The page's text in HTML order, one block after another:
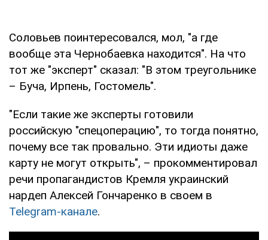
Соловьев поинтересовался, мол, "а где
вообще эта Чернобаевка находится". На что
тот же "эксперт" сказал: "В этом треугольнике
– Буча, Ирпень, Гостомель".
"Если такие же эксперты готовили
российскую "спецоперацию", то тогда понятно,
почему все так провально. Эти идиоты даже
карту не могут открыть", – прокомментировал
речи пропагандистов Кремля украинский
нардеп Алексей Гончаренко в своем в
Telegram-канале.